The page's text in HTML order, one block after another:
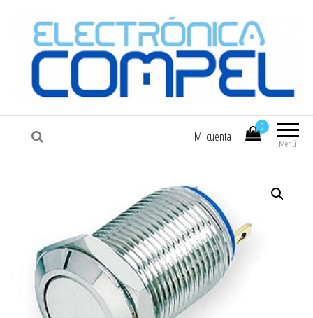
COMPEL Electrónica COMPEL
Menú
0
Mi cuenta